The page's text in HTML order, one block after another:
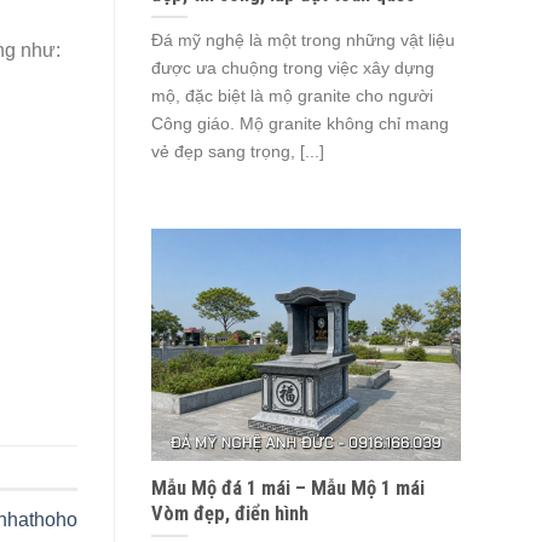
như:
Đá mỹ nghệ là một trong những vật liệu
được ưa chuộng trong việc xây dựng
mộ, đặc biệt là mộ granite cho người
Công giáo. Mộ granite không chỉ mang
vẻ đẹp sang trọng, [...]
Mẫu Mộ đá 1 mái – Mẫu Mộ 1 mái
Vòm đẹp, điển hình